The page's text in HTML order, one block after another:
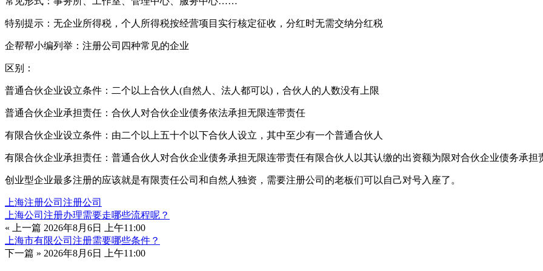
特别提示：无企业所得税，个人所得税按经营项目实行核定征收，分红时无需交纳分红税
企帮帮小编列举：注册公司四种常见的企业
区别：
普通合伙企业设立条件：二个以上合伙人(自然人、法人都可以)，合伙人的人数没有上限
普通合伙企业承担责任：合伙人对合伙企业债务依法承担无限连带责任
有限合伙企业设立条件：由二个以上五十个以下合伙人设立，其中至少有一个普通合伙人
有限合伙企业承担责任：普通合伙人对合伙企业债务承担无限连带责任有限合伙人以其认缴的出资额为限对合伙企业债务承担
创业型企业最多注册的应该就是有限责任公司和自然人独资，需要注册公司的老板们可以自己对号入座了。
上海注册公司 注册公司
上海公司注册办理需要走哪些流程呢？
« 上一篇 2026年8月6日 上午11:00
上海市有限公司注册需要哪些条件？
下一篇 » 2026年8月6日 上午11:00